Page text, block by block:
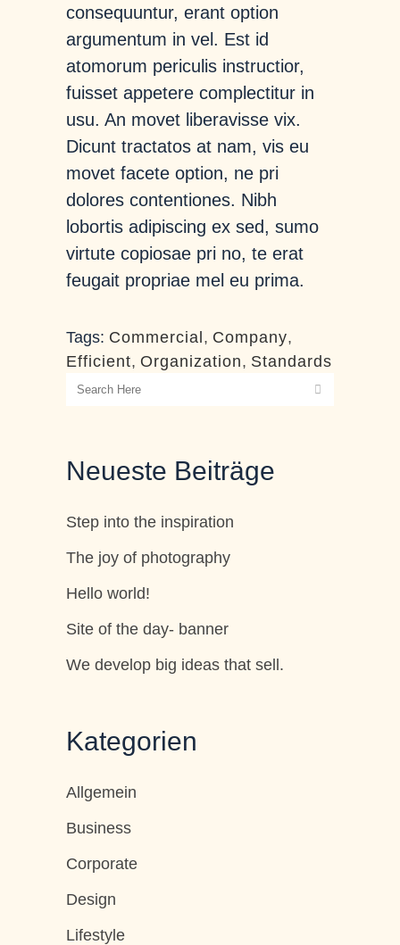
consequuntur, erant option
argumentum in vel. Est id
atomorum periculis instructior,
fuisset appetere complectitur in
usu. An movet liberavisse vix.
Dicunt tractatos at nam, vis eu
movet facete option, ne pri
dolores contentiones. Nibh
lobortis adipiscing ex sed, sumo
virtute copiosae pri no, te erat
feugait propriae mel eu prima.
Tags: Commercial , Company,
Efficient, Organization, Standards
Neueste Beiträge
Step into the inspiration
The joy of photography
Hello world!
Site of the day- banner
We develop big ideas that sell.
Kategorien
Allgemein
Business
Corporate
Design
Lifestyle